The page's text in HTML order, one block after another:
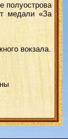
полуострова
медали «За
вокзала.